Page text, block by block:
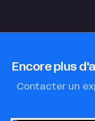
Encore plus
Contacter un